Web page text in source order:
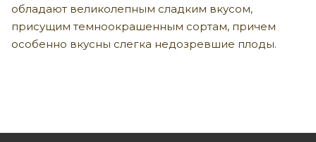
обладают великолепным сладким вкусом,
присущим темноокрашенным сортам, причем
особенно вкусны слегка недозревшие плоды.